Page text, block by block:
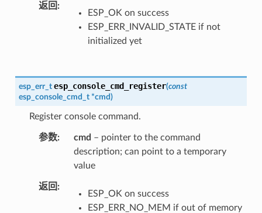
返回
ESP_OK on success
ESP_ERR_INVALID_STATE if not
initialized yet
esp_err_t esp_console_cmd_register(const
esp_console_cmd_t *cmd)
Register console command.
参数 cmd – pointer to the command
description; can point to a temporary
value
返回
ESP_OK on success
ESP_ERR_NO_MEM if out of memory